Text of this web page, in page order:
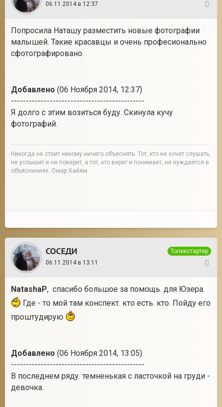
06.11.2014 в 12:37
Попросила Наташу разместить новые фотографии
малышей. Такие красавцы и очень професионально
сфотографировано.
Добавлено (06 Ноября 2014, 12:37)
---------------------------------------------
Я долго с этим возиться буду. Скинула кучу
фотографий.
Никогда не стоит никому ничего объяснять. Тот, кто не хочет слушать,
не услышит и не поверит, а тот, кто верит и понимает, не нуждается в
объяснениях. Омар Хайям.
СОСЕДИ
Топикстартер
06.11.2014 в 13:11
NatashaP, спасибо большое за помощь. для Юзера.
Где - то мой там конспект. кто есть. кто. Пойду его
проштудирую
Добавлено (06 Ноября 2014, 13:05)
---------------------------------------------
В последнем ряду. темненькая с ласточкой на груди -
девочка.